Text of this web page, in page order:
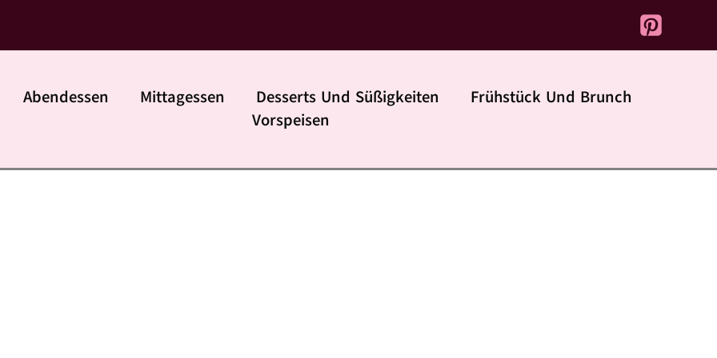
Abendessen Mittagessen Desserts Und Süßigkeiten
Frühstück Und Brunch
Vorspeisen